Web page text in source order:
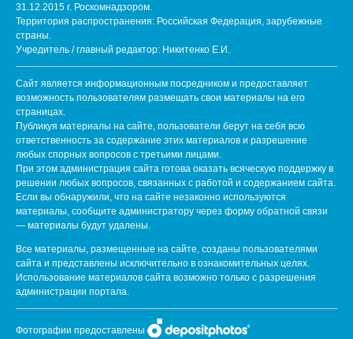
31.12.2015 г. Роскомнадзором.
Территория распространения: Российская Федерация, зарубежные
страны.
Учредитель / главный редактор: Никитенко Е.И.
Сайт является информационным посредником и предоставляет
возможность пользователям размещать свои материалы на его
страницах.
Публикуя материалы на сайте, пользователи берут на себя всю
ответственность за содержание этих материалов и разрешение
любых спорных вопросов с третьими лицами.
При этом администрация сайта готова оказать всяческую поддержку в
решении любых вопросов, связанных с работой и содержанием сайта.
Если вы обнаружили, что на сайте незаконно используются
материалы, сообщите администратору через форму обратной связи
— материалы будут удалены.
Все материалы, размещенные на сайте, созданы пользователями
сайта и представлены исключительно в ознакомительных целях.
Использование материалов сайта возможно только с разрешения
администрации портала.
Фотографии предоставлены